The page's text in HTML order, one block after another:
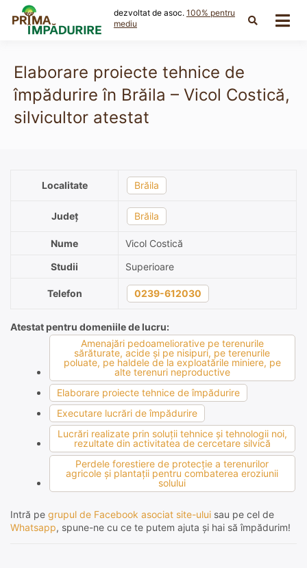
content
dezvoltat de asoc. 100% pentru
mediu
Elaborare proiecte tehnice de
împădurire în Brăila – Vicol Costică,
silvicultor atestat
Localitate Brăila
Județ Brăila
Nume
Vicol Costică
Studii
Superioare
Telefon 0239-612030
Atestat pentru domeniile de lucru:
Amenajări pedoameliorative pe terenurile
sărăturate, acide şi pe nisipuri, pe terenurile
poluate, pe haldele de la exploatările miniere, pe
alte terenuri neproductive
Elaborare proiecte tehnice de împădurire
Executare lucrări de împădurire
Lucrări realizate prin soluţii tehnice şi tehnologii noi,
rezultate din activitatea de cercetare silvică
Perdele forestiere de protecţie a terenurilor
agricole şi plantaţii pentru combaterea eroziunii
solului
Intră pe grupul de Facebook asociat site-ului sau pe cel de
Whatsapp, spune-ne cu ce te putem ajuta și hai să împădurim!